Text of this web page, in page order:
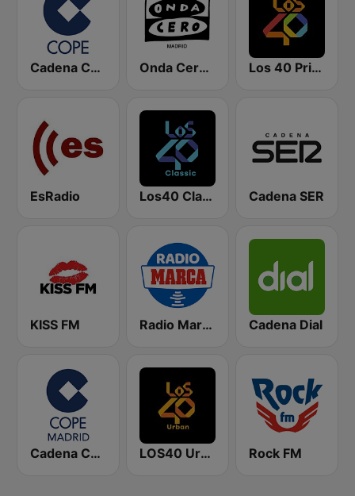
Cadena COPE Onda Cero Madrid Los 40 Principales
EsRadio Los40 Classic Cadena SER
KISS FM Radio Marca Nacional Cadena Dial
Cadena COPE Madrid LOS40 Urban Rock FM